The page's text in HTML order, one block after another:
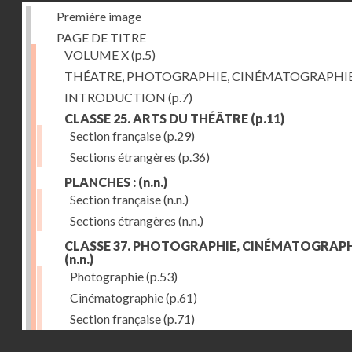
Première image
PAGE DE TITRE
VOLUME X(p.5)
THÉATRE, PHOTOGRAPHIE,
INTRODUCTION (p.7)
CLASSE 25. ARTS DU THÉÂTRE (p.11)
Section française(p.29)
Sections étrangères (p.36)
PLANCHES : (n.n.)
Section française(n.n.)
Sections étrangères (n.n.)
CLASSE 37. PHOTOGRAPHIE,
(n.n.)
Photographie(p.53)
Cinématographie(p.61)
Section française(p.71)